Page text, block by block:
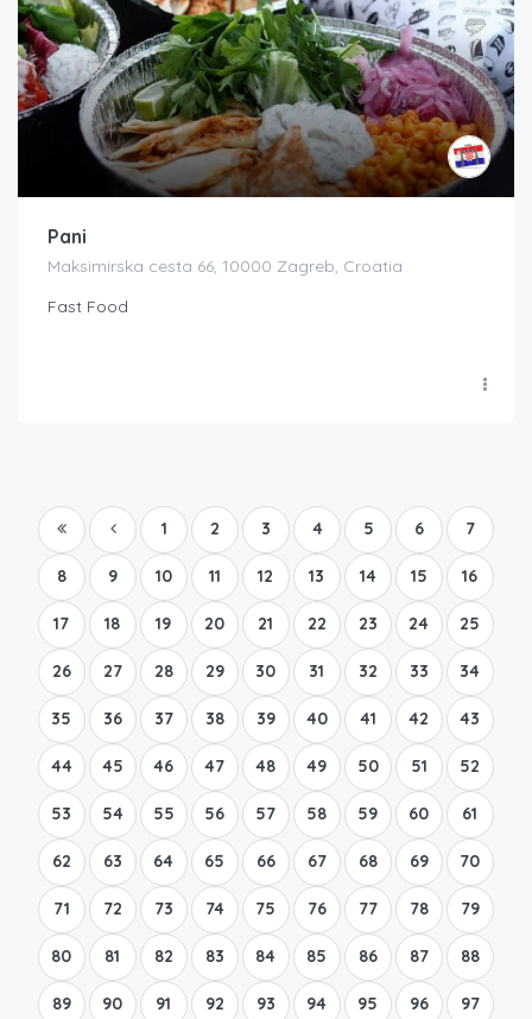
Pani
Maksimirska cesta 66, 10000 Zagreb, Croatia
Fast Food
1 2 3 4 5 6 7
8 9 10 11 12 13 14 15 16
17 18 19 20 21 22 23 24 25
26 27 28 29 30 31 32 33 34
35 36 37 38 39 40 41 42 43
44 45 46 47 48 49 50 51 52
53 54 55 56 57 58 59 60 61
62 63 64 65 66 67 68 69 70
71 72 73 74 75 76 77 78 79
80 81 82 83 84 85 86 87 88
89 90 91 92 93 94 95 96 97